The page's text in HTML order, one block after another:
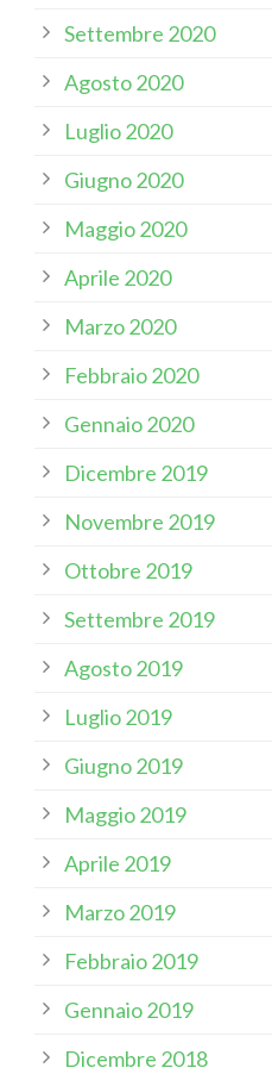
Settembre 2020
Agosto 2020
Luglio 2020
Giugno 2020
Maggio 2020
Aprile 2020
Marzo 2020
Febbraio 2020
Gennaio 2020
Dicembre 2019
Novembre 2019
Ottobre 2019
Settembre 2019
Agosto 2019
Luglio 2019
Giugno 2019
Maggio 2019
Aprile 2019
Marzo 2019
Febbraio 2019
Gennaio 2019
Dicembre 2018